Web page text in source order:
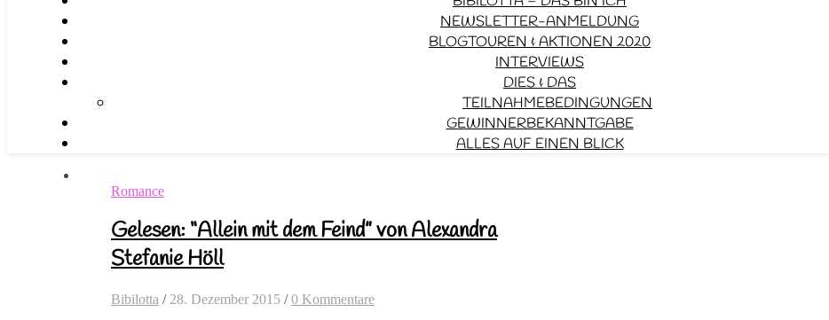
NEWSLETTER-ANMELDUNG
BLOGTOUREN & AKTIONEN 2020
INTERVIEWS
DIES & DAS
TEILNAHMEBEDINGUNGEN
GEWINNERBEKANNTGABE
ALLES AUF EINEN BLICK
Romance
Gelesen: “Allein mit dem Feind” von Alexandra
Stefanie Höll
Bibilotta / 28. Dezember 2015 / 0 Kommentare